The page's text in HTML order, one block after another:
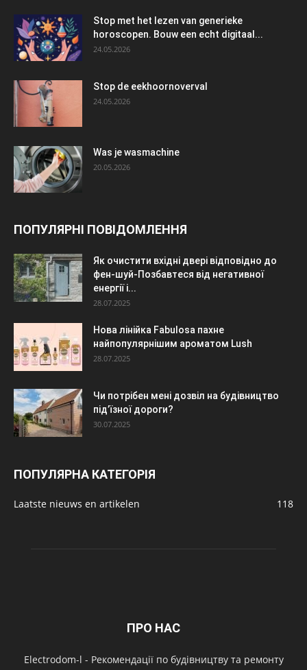
Stop met het lezen van generieke
horoscopen. Bouw een echt digitaal...
24.05.2026
Stop de eekhoornoverval
24.05.2026
Was je wasmachine
20.05.2026
ПОПУЛЯРНІ ПОВІДОМЛЕННЯ
Як очистити вхідні двері відповідно до
фен-шуй-Позбавтеся від негативної
енергії і...
28.07.2025
Нова лінійка Fabulosa пахне
найпопулярнішим ароматом Lush
28.07.2025
Чи потрібен мені дозвіл на будівництво
під’їзної дороги?
30.07.2025
ПОПУЛЯРНА КАТЕГОРІЯ
Laatste nieuws en artikelen 118
ПРО НАС
Electrodom-l - Рекомендації по будівництву та ремонту